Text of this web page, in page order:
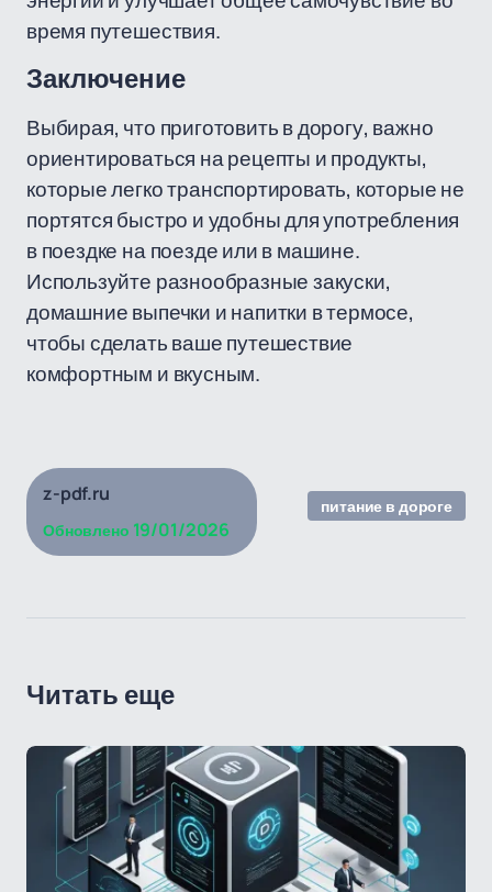
время путешествия.
Заключение
Выбирая, что приготовить в дорогу, важно
ориентироваться на рецепты и продукты,
которые легко транспортировать, которые не
портятся быстро и удобны для употребления
в поездке на поезде или в машине.
Используйте разнообразные закуски,
домашние выпечки и напитки в термосе,
чтобы сделать ваше путешествие
комфортным и вкусным.
z-pdf.ru
Обновлено 19/01/2026
питание в дороге
Читать еще